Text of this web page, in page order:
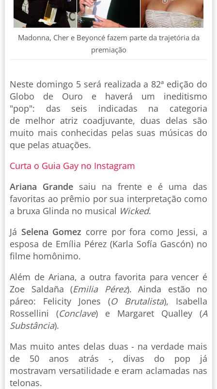
Madonna, Cher e Beyoncé fazem parte da trajetória da
premiação
Neste domingo 5 será realizada a 82ª edição do
Globo de Ouro e haverá um ineditismo
"pop": das seis indicadas na categoria
de melhor atriz coadjuvante, duas delas são
muito mais conhecidas pelas suas músicas do
que pelas atuações.
Curta o Guia Gay no Instagram
Ariana Grandesaiu na frente e é uma das
favoritas ao prêmio por sua interpretação como
a bruxa Glinda no musical Wicked.
Já Selena Gomez corre por fora como Jessi, a
esposa de Emília Pérez (Karla Sofía Gascón) no
filme homônimo.
Além de Ariana, a outra favorita para vencer é
Zoe Saldaña (Emilia Pérez). Ainda estão no
páreo: Felicity Jones (O Brutalista), Isabella
Rossellini (Conclave) e Margaret Qualley (A
Substância).
Mas muito antes delas duas - na verdade mais
de 50 anos atrás -, divas do pop já
mostravam versatilidade e eram aclamadas nas
telonas.